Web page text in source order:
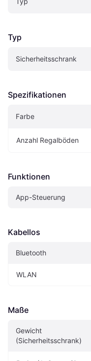
Typ
Sicherheitsschrank
Spezifikationen
Farbe
Anzahl Regalböden
Funktionen
App-Steuerung
Kabellos
Bluetooth
WLAN
Maße
Gewicht
(Sicherheitsschrank)